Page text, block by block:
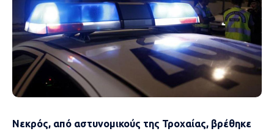
Νεκρός, από αστυνομικούς της Τροχαίας, βρέθηκε